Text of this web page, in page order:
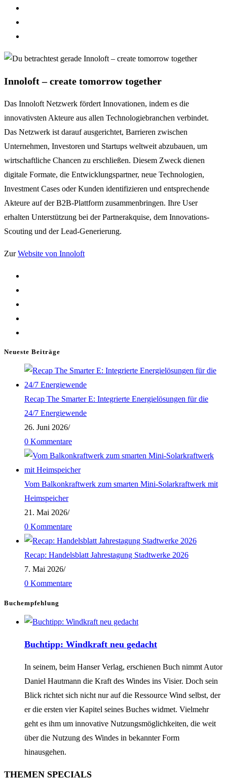
Innoloft – create tomorrow together
Das Innoloft Netzwerk fördert Innovationen, indem es die
innovativsten Akteure aus allen Technologiebranchen verbindet.
Das Netzwerk ist darauf ausgerichtet, Barrieren zwischen
Unternehmen, Investoren und Startups weltweit abzubauen, um
wirtschaftliche Chancen zu erschließen. Diesem Zweck dienen
digitale Formate, die Entwicklungspartner, neue Technologien,
Investment Cases oder Kunden identifizieren und entsprechende
Akteure auf der B2B-Plattform zusammenbringen. Ihre User
erhalten Unterstützung bei der Partnerakquise, dem Innovations-
Scouting und der Lead-Generierung.
ZurWebsite von Innoloft
Neueste Beiträge
Recap The Smarter E: Integrierte Energielösungen für die
24/7 Energiewende
26. Juni 2026/
0 Kommentare
Vom Balkonkraftwerk zum smarten Mini-Solarkraftwerk mit
Heimspeicher
21. Mai 2026/
0 Kommentare
Recap: Handelsblatt Jahrestagung Stadtwerke 2026
7. Mai 2026/
0 Kommentare
Buchempfehlung
Buchtipp: Windkraft neu gedacht
In seinem, beim Hanser Verlag, erschienen Buch nimmt Autor
Daniel Hautmann die Kraft des Windes ins Visier. Doch sein
Blick richtet sich nicht nur auf die Ressource Wind selbst, der
er die ersten vier Kapitel seines Buches widmet. Vielmehr
geht es ihm um innovative Nutzungsmöglichkeiten, die weit
über die Nutzung des Windes in bekannter Form
hinausgehen.
THEMEN SPECIALS